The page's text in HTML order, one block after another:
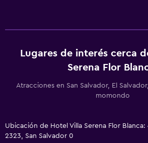
Lugares de interés cerca
Serena Flor
Atracciones en San Salvador, El
momondo
Ubicación de Hotel Villa Serena Flor Blanca:
2323, San Salvador 0